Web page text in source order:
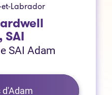
et-Labrador
SAI
d'Adam